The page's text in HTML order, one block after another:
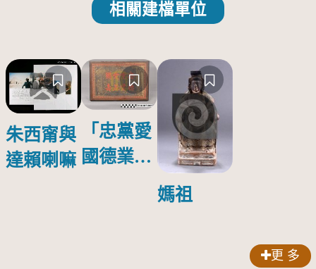
相關建檔單位
朱西甯與
達賴喇嘛
「忠黨愛
國德業並
媽祖
更 多